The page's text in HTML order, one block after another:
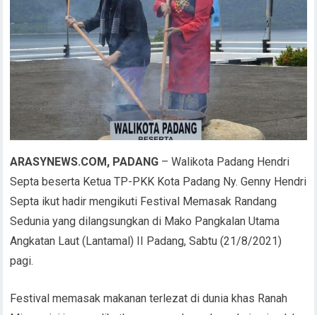
ARASYNEWS.COM, PADANG – Walikota Padang Hendri
Septa beserta Ketua TP-PKK Kota Padang Ny. Genny Hendri
Septa ikut hadir mengikuti Festival Memasak Randang
Sedunia yang dilangsungkan di Mako Pangkalan Utama
Angkatan Laut (Lantamal) II Padang, Sabtu (21/8/2021)
pagi.
Festival memasak makanan terlezat di dunia khas Ranah